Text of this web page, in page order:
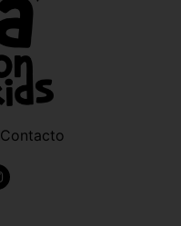
Contacto